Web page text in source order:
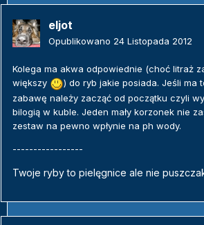
eljot
Opublikowano 24 Listopada 2012
Kolega ma akwa odpowiednie (choć litraż
większy
) do ryb jakie posiada. Jeśli ma
zabawę należy zacząć od początku czyli
bilogią w kuble. Jeden mały korzonek nie
zestaw na pewno wpłynie na ph wody.
-----------------
Twoje ryby to pielęgnice ale nie